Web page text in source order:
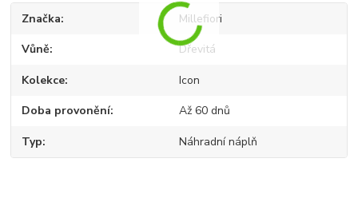
Značka Millefiori
Vůně Dřevitá
Kolekce Icon
Doba provonění Až 60 dnů
Typ Náhradní náplň